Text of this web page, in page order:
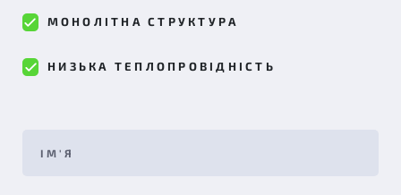
МОНОЛІТНА СТРУКТУРА
НИЗЬКА ТЕПЛОПРОВІДНІСТЬ